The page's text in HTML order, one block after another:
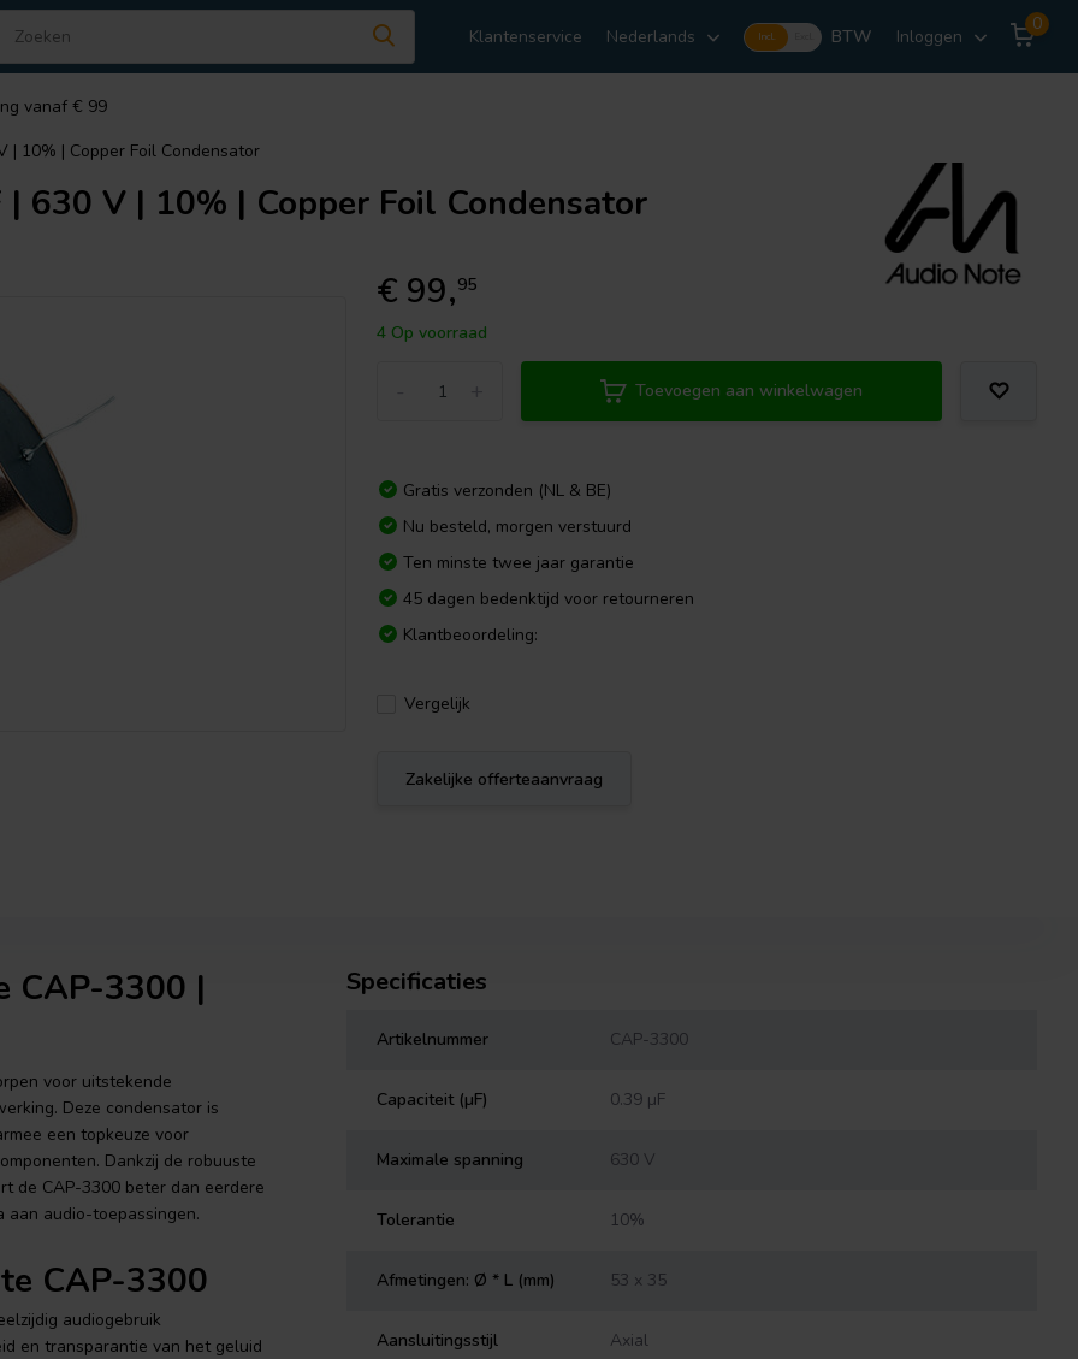
Klantenservice Nederlands Incl. BTW Inloggen
0
vanaf € 99
| 10% | Copper Foil Condensator
630 V | 10% | Copper Foil Condensator
€ 99,95
4 Op voorraad
Toevoegen aan winkelwagen
Gratis verzonden (NL & BE)
Nu besteld, morgen verstuurd
Ten minste twee jaar garantie
45 dagen bedenktijd voor retourneren
Klantbeoordeling:
Vergelijk
Zakelijke offerteaanvraag
CAP-3300 |
voor uitstekende
Deze condensator is
een topkeuze voor
Dankzij de robuuste
de CAP-3300 beter dan eerdere
aan audio-toepassingen.
CAP-3300
audiogebruik
en transparantie van het geluid
Specificaties
Artikelnummer CAP-3300
Capaciteit (µF) 0.39 µF
Maximale spanning 630 V
Tolerantie 10%
Afmetingen: Ø * L (mm) 53 x 35
Aansluitingsstijl Axial